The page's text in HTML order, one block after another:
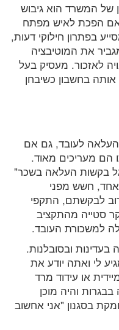
של המשרד הוא גיבוש
אם הפכת לאיש מפתח
בפתרון חילוקי דעות,
את המוטיבציה
לאזכור. מעסיק בעל
אותה בחשבון כשיבחן
לעובד, גם אם
הם מעריכים מאוד.
בקשות העלאה בשכר"
חשש מפני
לבקשתם, התקפי
סטייה מהתקציב
למשכורת העובד.
ובסובלנות.
לי ואתה יודע את
או עידוד מרד
והיה מוכן
בסגנון "אני אחשוב